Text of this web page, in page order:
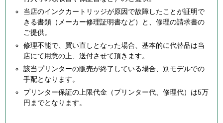
当店のインクカートリッジが原因で故障したことが証明で
きる書類（メーカー修理証明書など）と、修理の請求書の
ご提供。
修理不能で、買い直しとなった場合、基本的に代替品は当
店にて用意の上、送付させて頂きます。
該当プリンターの販売が終了している場合、別モデルでの
手配となります。
プリンター保証の上限代金（プリンター代、修理代）は5万
円までとなります。